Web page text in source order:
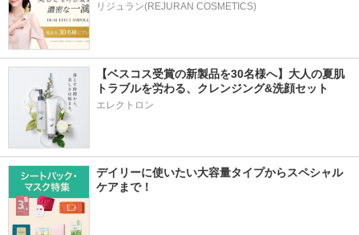
リジュラン(REJURAN COSMETICS)
【ベスコス受賞の新製品を30名様へ】大人の夏肌
トラブルを労わる、クレンジング&洗顔セット
エレクトロン
デイリーに使いたい大容量タイプからスペシャル
ケアまで！